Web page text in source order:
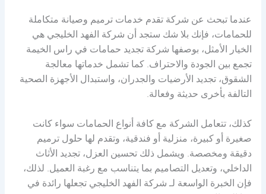
عندما تبحث عن شركة تقدم خدمات ترميم وصيانة متكاملة
للحمامات، فإنك بلا شك ستجد أن شركة الفهد الخليجي هي
الخيار الأمثل، بوصفها شركة تجديد حمامات في راس الخيمة
تجمع بين الجودة والاحتراف. كما تشمل خدماتها معالجة
الشقوق، تجديد الأرضيات والجدران، واستبدال الأجهزة الصحية
التالفة بأخرى حديثة وفعالة.
كذلك، تتعامل الشركة مع كافة أنواع الحمامات سواء كانت
صغيرة أو كبيرة، منزلية أو فندقية، وتقدم لها حلول ترميم
دقيقة ومخصصة. ويشمل ذلك تحسين العزل، تجديد الأثاث
الداخلي، وتعديل التصاميم بما يتناسب مع رغبة العميل. لذلك،
فإن الخبرة الواسعة لـ شركة الفهد الخليجي تجعلها رائدة في